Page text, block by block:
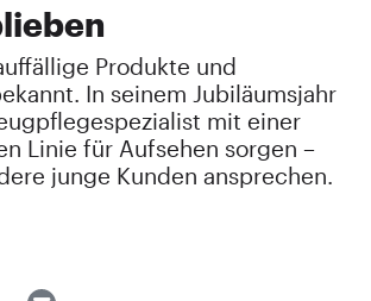
Produkte und
In seinem Jubiläumsjahr
mit einer
Linie für Aufsehen sorgen –
junge Kunden ansprechen.